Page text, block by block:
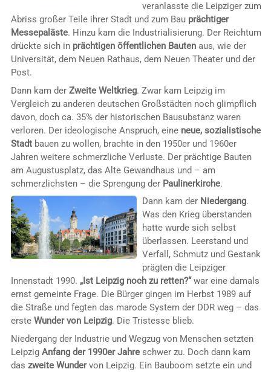
veranlasste die Leipziger zum
Abriss großer Teile ihrer Stadt und zum Bau prächtiger
Messepaläste. Hinzu kam die Industrialisierung. Der Reichtum
drückte sich in prächtigen öffentlichen Bautenaus, wie der
Universität, dem Neuen Rathaus, dem Neuen Theater und der
Post.
Dann kam der Zweite Weltkrieg. Zwar kam Leipzig im
Vergleich zu anderen deutschen Großstädten noch glimpflich
davon, doch ca. 35% der historischen Bausubstanz waren
verloren. Der ideologische Anspruch, eine neue, sozialistische
Stadtbauen zu wollen, brachte in den 1950er und 1960er
Jahren weitere schmerzliche Verluste. Der prächtige Bauten
am Augustusplatz, das Alte Gewandhaus und – am
schmerzlichsten – die Sprengung der Paulinerkirche.
Dann kam der Niedergang.
Was den Krieg überstanden
hatte wurde sich selbst
überlassen. Leerstand und
Verfall, Schmutz und Gestank
prägten die Leipziger
Innenstadt 1990. „Ist Leipzig noch zu retten?“war eine damals
ernst gemeinte Frage. Die Bürger gingen im Herbst 1989 auf
die Straße und fegten das marode System der DDR weg – das
erste Wunder von Leipzig. Die Tristesse blieb.
Niedergang der Industrie und Wegzug von Menschen setzten
Leipzig Anfang der 1990er Jahreschwer zu. Doch dann kam
das zweite Wundervon Leipzig. Ein Bauboom setzte ein und